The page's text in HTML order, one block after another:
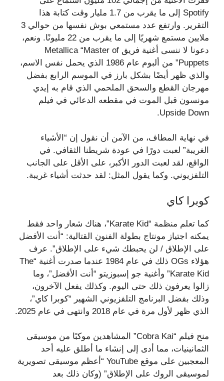
Spotify إلى ما يقرب من 1.7 مليار وقت كتابة هذا
التقرير. وارتفع عدد مستمعي بوش نفسها من حوالي 3
ملايين مستمع شهريًا إلى ما يقرب من 22 مليونًا. ونعم،
دعونا لا ننسى أغنية فريق Metallica “Master of
Puppets” من ألبوم عام 1986 الذي يحمل نفس الاسم،
والذي ظهر أيضًا بشكل بارز في الموسم الرابع بفضل
مهرجان القطع والسحق الملحمي الذي قام به إيدي
مونسون قبل الموت في مقطعه الدعائي في فيلم
Upside Down.
في نهاية المطاف، من الآمن أن نقول إن “الأشياء
الغريبة” لعبت دورًا في عودة شريطنا الثقافي. في
الواقع، لقد لعبت الدور الأكبر، على الأقل على الجانب
التلفزيوني. وكما يقول المثل: لقد حدثت أشياء غريبة.
كوبرا كاي
كما تعلم منظمة “Karate Kid”، هناك شعار واحد فقط
يمكنه اجتياز مونتاج بطولة الفنون القتالية: “أنت الأفضل
على الإطلاق / لن يحبطك شيء على الإطلاق”. عرف
هؤلاء OGs ذلك في عام 1984 عندما صدرت أغنية “The
Karate Kid” وأغنية جو إسبوزيتو “أنت الأفضل”، وما
زالوا يعرفون ذلك حتى اليوم. وكذلك يفعل الآخرون،
وذلك بفضل البرنامج التلفزيوني الشهير “كوبرا كاي”،
الذي ظهر لأول مرة في عام 2018 وانتهى في عام 2025.
منح فيلم “Cobra Kai” المشاهدين موكبًا من موسيقى
الثمانينيات، مما أدى إلى إنشاء ما أطلق عليه أحد
المعجبين على موقع YouTube “أعظم موسيقى تصويرية
لموسيقى الروك على الإطلاق” (وكان ذلك بعد